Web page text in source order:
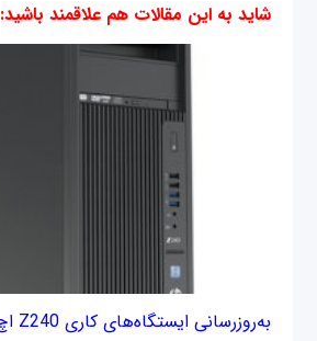
شاید به این مقالات هم علاقمند باشید:
به‌روزرسانی ایستگاه‌های کاری Z240 اچ‌پی